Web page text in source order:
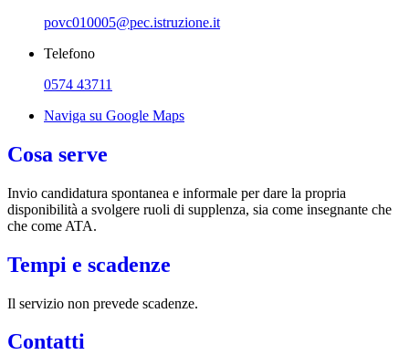
povc010005@pec.istruzione.it
Telefono
0574 43711
Naviga su Google Maps
Cosa serve
Invio candidatura spontanea e informale per dare la propria
disponibilità a svolgere ruoli di supplenza, sia come insegnante che
che come ATA.
Tempi e scadenze
Il servizio non prevede scadenze.
Contatti